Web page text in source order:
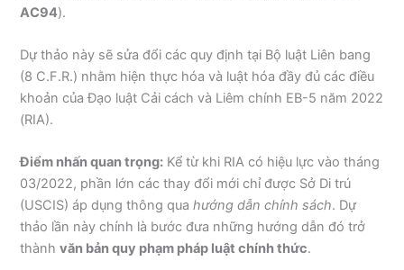
AC94).
Dự thảo này sẽ sửa đổi các quy định tại Bộ luật Liên bang
(8 C.F.R.) nhằm hiện thực hóa và luật hóa đầy đủ các điều
khoản của Đạo luật Cải cách và Liêm chính EB-5 năm 2022
(RIA).
Điểm nhấn quan trọng: Kể từ khi RIA có hiệu lực vào tháng
03/2022, phần lớn các thay đổi mới chỉ được Sở Di trú
(USCIS) áp dụng thông quahướng dẫn chính sách. Dự
thảo lần này chính là bước đưa những hướng dẫn đó trở
thànhvăn bản quy phạm pháp luật chính thức.